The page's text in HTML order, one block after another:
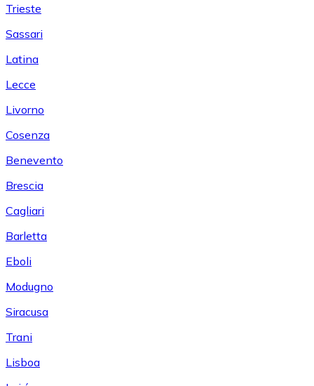
Trieste
Sassari
Latina
Lecce
Livorno
Cosenza
Benevento
Brescia
Cagliari
Barletta
Eboli
Modugno
Siracusa
Trani
Lisboa